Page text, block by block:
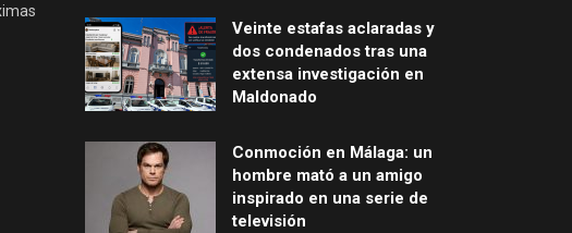
Veinte estafas aclaradas y
dos condenados tras una
extensa investigación en
Maldonado
Conmoción en Málaga: un
hombre mató a un amigo
inspirado en una serie de
televisión